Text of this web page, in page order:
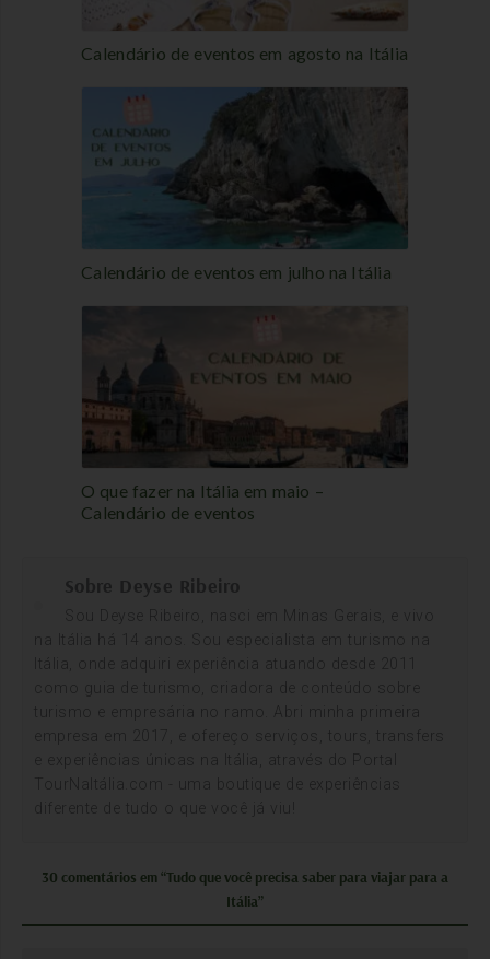
Calendário de eventos em agosto na Itália
Calendário de eventos em julho na Itália
O que fazer na Itália em maio –
Calendário de eventos
Sobre Deyse Ribeiro
Sou Deyse Ribeiro, nasci em Minas Gerais, e vivo
na Itália há 14 anos. Sou especialista em turismo na
Itália, onde adquiri experiência atuando desde 2011
como guia de turismo, criadora de conteúdo sobre
turismo e empresária no ramo. Abri minha primeira
empresa em 2017, e ofereço serviços, tours, transfers
e experiências únicas na Itália, através do Portal
TourNaItália.com - uma boutique de experiências
diferente de tudo o que você já viu!
30 comentários em “Tudo que você precisa saber para viajar para a
Itália”